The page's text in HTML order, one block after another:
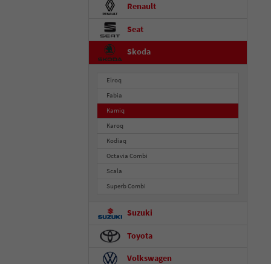
Renault
Seat
Skoda
Elroq
Fabia
Kamiq
Karoq
Kodiaq
Octavia Combi
Scala
Superb Combi
Suzuki
Toyota
Volkswagen